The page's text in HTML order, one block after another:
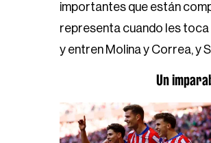
importantes que están
representa cuando les toca
y entren Molina y Correa, y
Un